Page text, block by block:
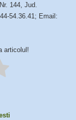
144, Jud.
54.36.41; Email:
articolul!